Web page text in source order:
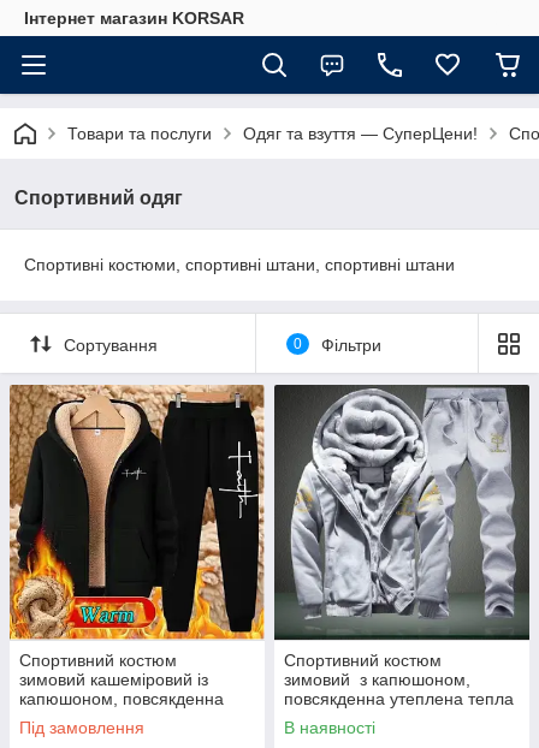
Iнтернет магазин KORSAR
Товари та послуги Одяг та взуття — СуперЦени!
Спортивний одяг
Спортивні костюми, спортивні штани, спортивні штани
Сортування 0 Фільтри
Спортивний костюм
зимовий кашеміровий із
капюшоном, повсякденна
утеплена тепла толстовка +
штани, чорний
Під замовлення
Спортивний костюм
зимовий з капюшоном,
повсякденна утеплена тепла
толстовка + штани, світлий,
2XL — 4XL
В наявності